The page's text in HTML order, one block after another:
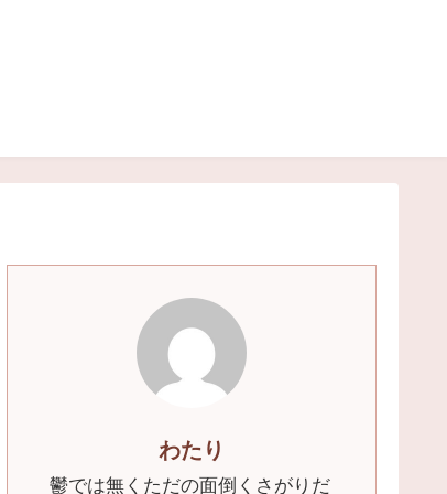
わたり
鬱では無くただの面倒くさがりだ